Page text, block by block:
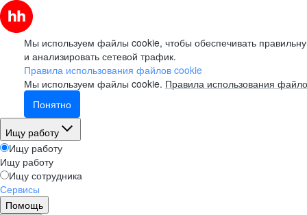
Мы используем файлы cookie, чтобы обеспечивать
и анализировать сетевой трафик.
Правила использования файлов cookie
Мы используем файлы cookie. Правила использования
Понятно
Ищу работу
Ищу работу
Ищу работу
Ищу сотрудника
Сервисы
Помощь